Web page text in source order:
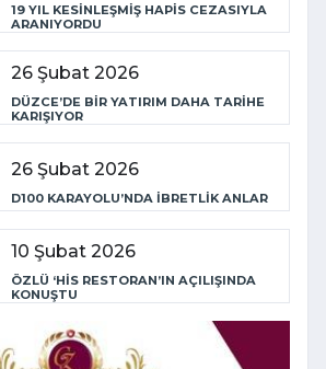
19 YIL KESİNLEŞMİŞ HAPİS CEZASIYLA
ARANIYORDU
26 Şubat 2026
DÜZCE’DE BİR YATIRIM DAHA TARİHE
KARIŞIYOR
26 Şubat 2026
D100 KARAYOLU’NDA İBRETLİK ANLAR
10 Şubat 2026
ÖZLÜ ‘HİS RESTORAN’IN AÇILIŞINDA
KONUŞTU